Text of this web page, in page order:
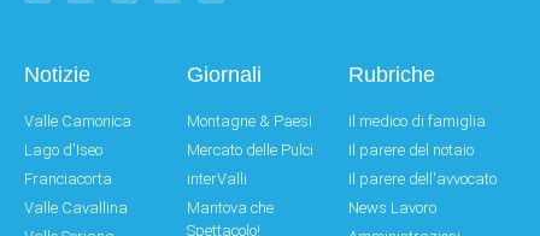
Notizie
Valle Camonica
Lago d'Iseo
Franciacorta
Valle Cavallina
Giornali
Montagne & Paesi
Mercato delle Pulci
interValli
Mantova che
Spettacolo!
Rubriche
Il medico di famiglia
Il parere del notaio
Il parere dell'avvocato
News Lavoro